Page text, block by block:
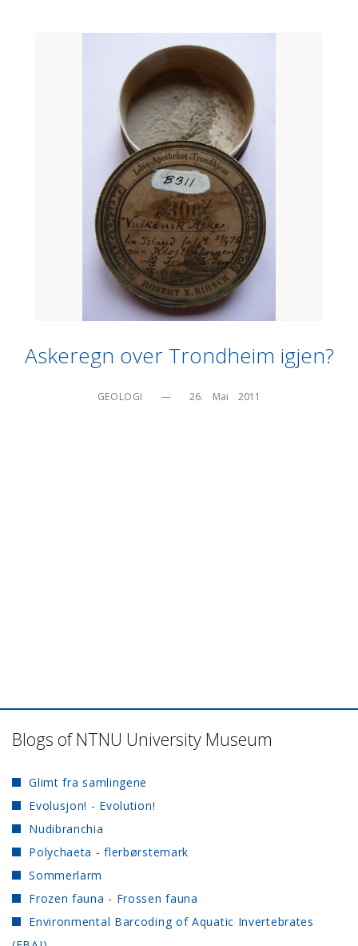
Askeregn over Trondheim igjen?
GEOLOGI — 26.    Mai    2011
Blogs of NTNU University Museum
Glimt fra samlingene
Evolusjon! - Evolution!
Nudibranchia
Polychaeta - flerbørstemark
Sommerlarm
Frozen fauna - Frossen fauna
Environmental Barcoding of Aquatic Invertebrates